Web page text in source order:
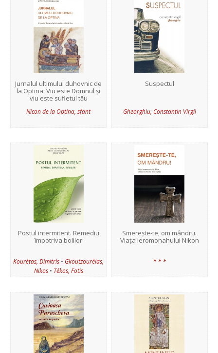
Jurnalul ultimului duhovnic de
la Optina. Viu este Domnul și
viu este sufletul tău
Nicon de la Optina, sfant
Suspectul
Gheorghiu, Constantin Virgil
Postul intermitent. Remediu
împotriva bolilor
Kourétas, Dimitris • Gkoutzourélas,
Nikos• Tékos, Fotis
Smerește‑te, om mândru.
Viața ieromonahului Nikon
* * *